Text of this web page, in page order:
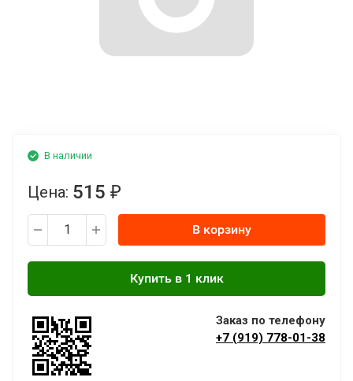
В наличии
Цена: 515 ₽
В корзину
Заказ по телефону
+7 (919) 778-01-38